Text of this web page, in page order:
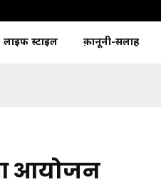
लाइफ स्टाइल क़ानूनी-सलाह
आयोजन